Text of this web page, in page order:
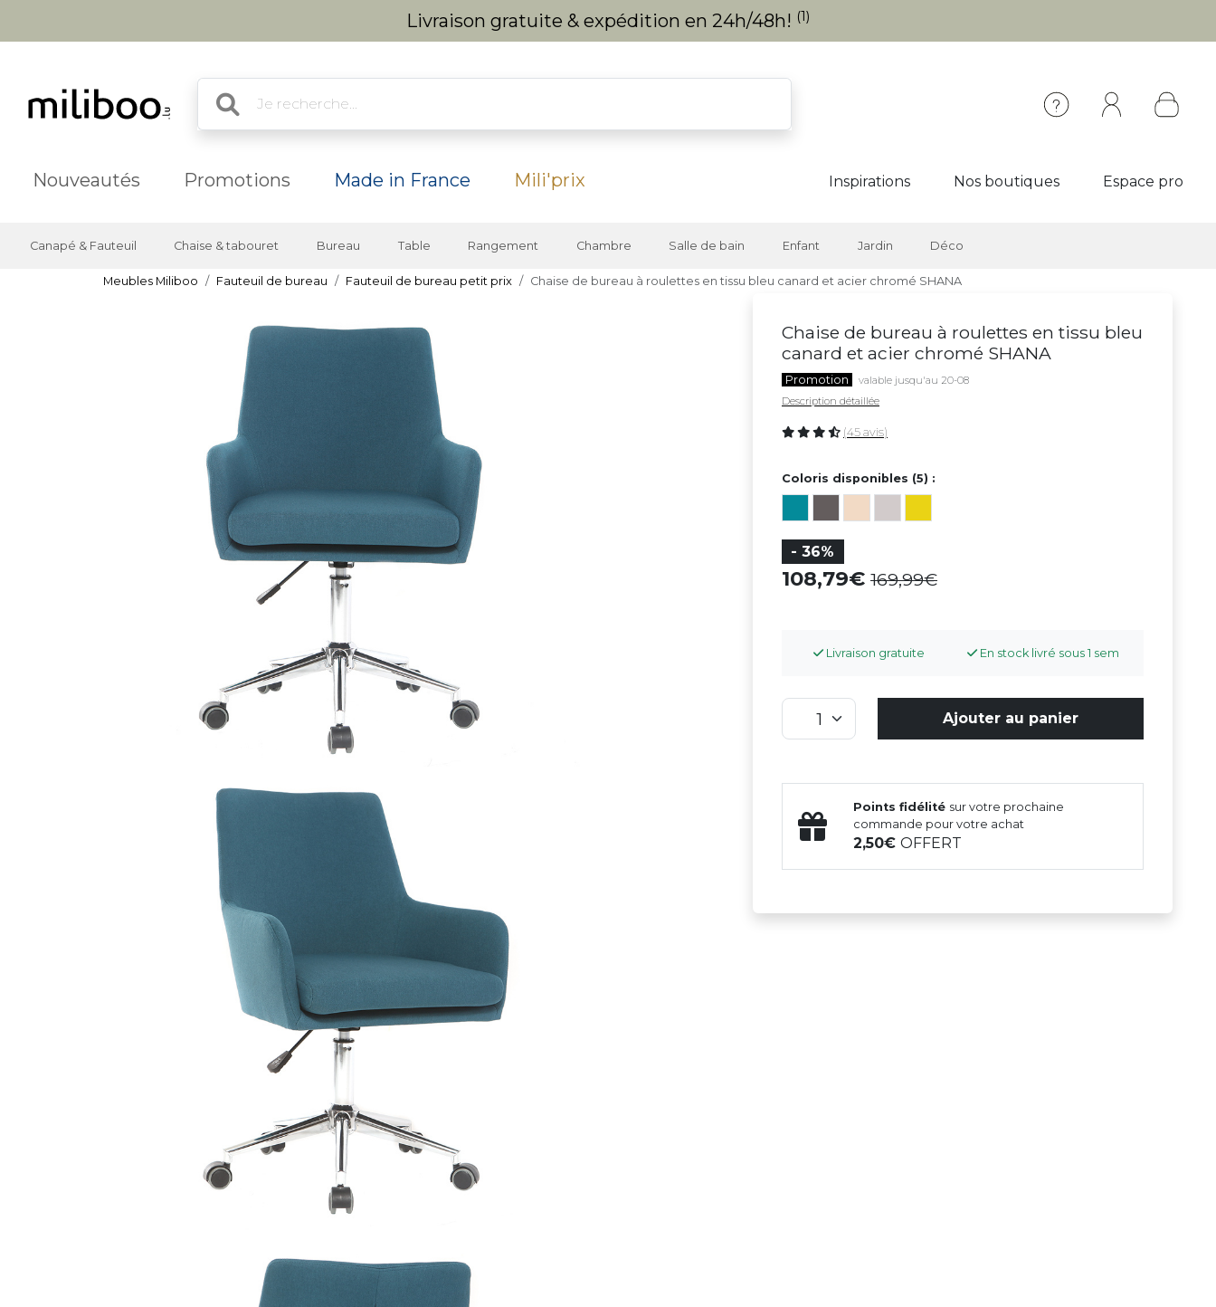
Livraison gratuite & expédition en 24h/48h! (1)
Nouveautés Promotions Made in France Mili'prix Inspirations Nos boutiques Espace pro
Canapé & Fauteuil Chaise & tabouret Bureau Table Rangement Chambre Salle de bain Enfant Jardin Déco
Meubles Miliboo Fauteuil de bureau Fauteuil de bureau petit prix Chaise de bureau à roulettes en tissu bleu canard et acier chromé SHANA
Chaise de bureau à roulettes en tissu bleu
canard et acier chromé SHANA
Promotion
valable jusqu'au 20-08
Description détaillée
(45 avis)
Coloris disponibles (5) :
- 36%
108,79 169,99
Livraison gratuite En stock livré sous 1 sem
Ajouter au panier
Points fidélité sur votre prochaine
commande pour votre achat
2,50OFFERT